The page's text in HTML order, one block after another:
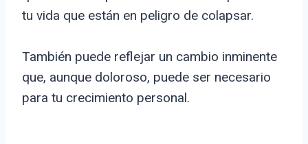
tu vida que están en peligro de colapsar.
También puede reflejar un cambio inminente
que, aunque doloroso, puede ser necesario
para tu crecimiento personal.